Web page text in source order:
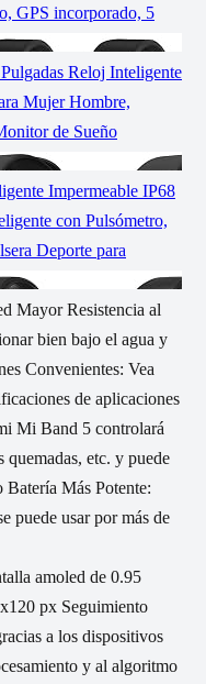
Mayor Resistencia al
bien bajo el agua y
Convenientes: Vea
de aplicaciones
Mi Band 5 controlará
quemadas, etc. y puede
Batería Más Potente:
puede usar por más de
amoled de 0.95
px Seguimiento
a los dispositivos
y al algoritmo